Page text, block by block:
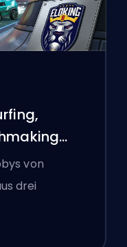
von
drei